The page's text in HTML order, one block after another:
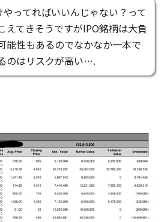
やってればいいんじゃない？って
えてきそうですがIPO銘柄は大負
能性もあるのでなかなか一本で
のはリスクが高い….